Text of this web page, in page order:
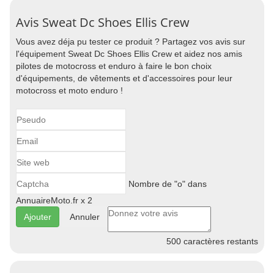
Avis Sweat Dc Shoes Ellis Crew
Vous avez déja pu tester ce produit ? Partagez vos avis sur
l'équipement Sweat Dc Shoes Ellis Crew et aidez nos amis
pilotes de motocross et enduro à faire le bon choix
d'équipements, de vêtements et d'accessoires pour leur
motocross et moto enduro !
Nombre de "o" dans
AnnuaireMoto.fr x 2
Annuler
500 caractères restants